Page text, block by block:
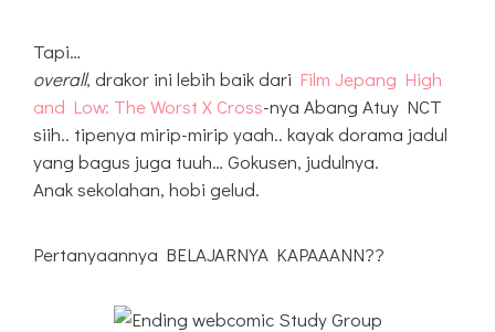
Tapi…
overall, drakor ini lebih baik dari Film Jepang High
and Low: The Worst X Cross-nya Abang Atuy NCT
siih.. tipenya mirip-mirip yaah.. kayak dorama jadul
yang bagus juga tuuh… Gokusen, judulnya.
Anak sekolahan, hobi gelud.
Pertanyaannya BELAJARNYA KAPAAANN??